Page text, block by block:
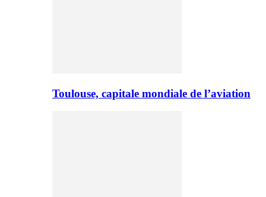
Toulouse, capitale mondiale de l’aviation